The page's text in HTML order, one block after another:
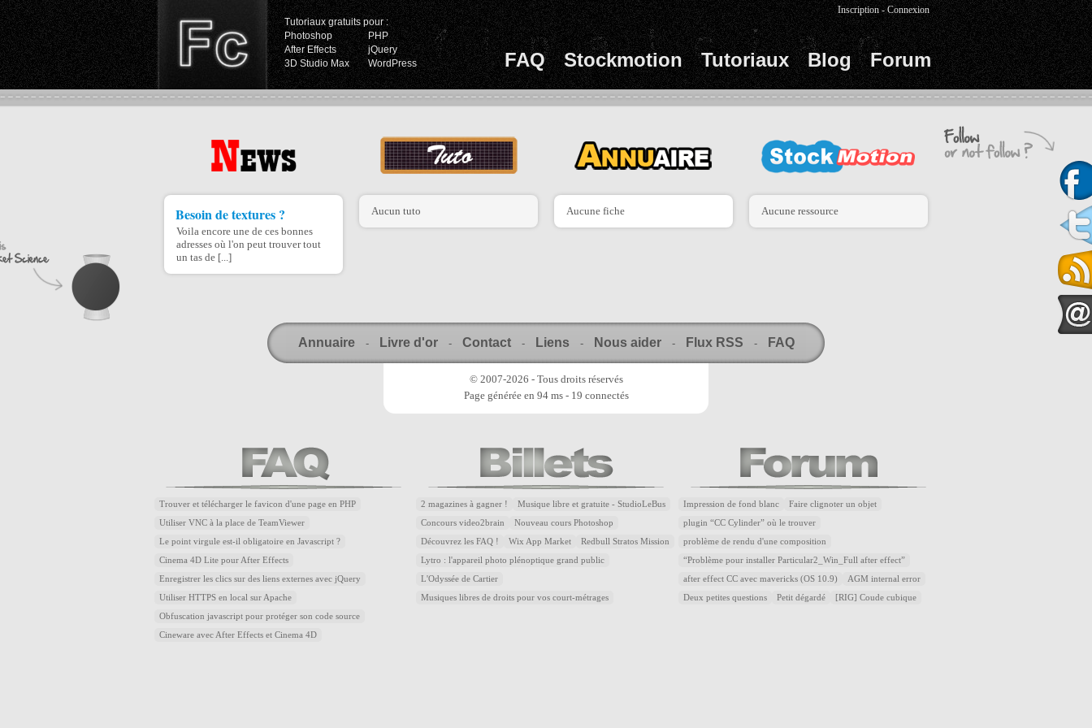
Tutoriaux gratuits pour :
Photoshop
PHP
After Effects
jQuery
3D Studio Max
WordPress FAQ Stockmotion Tutoriaux Blog Forum
Inscription -Connexion
Besoin de textures ?
Voila encore une de ces bonnes
adresses où l'on peut trouver tout
un tas de [...]
Aucun tuto Aucune fiche Aucune ressource
Annuaire - Livre d'or - Contact - Liens - Nous aider - Flux RSS - FAQ
© 2007-2026 - Tous droits réservés
Page générée en 94 ms - 19 connectés
Trouver et télécharger le favicon d'une page en PHP
Utiliser VNC à la place de TeamViewer
Le point virgule est-il obligatoire en Javascript ?
Cinema 4D Lite pour After Effects
Enregistrer les clics sur des liens externes avec jQuery
Utiliser HTTPS en local sur Apache
Obfuscation javascript pour protéger son code source
Cineware avec After Effects et Cinema 4D
2 magazines à gagner ! Musique libre et gratuite - StudioLeBus
Concours video2brain Nouveau cours Photoshop
Découvrez les FAQ ! Wix App Market Redbull Stratos Mission
Lytro : l'appareil photo plénoptique grand public
L'Odyssée de Cartier
Musiques libres de droits pour vos court-métrages
Impression de fond blanc Faire clignoter un objet
plugin “CC Cylinder” où le trouver
problème de rendu d'une composition
“Problème pour installer Particular2_Win_Full after effect”
after effect CC avec mavericks (OS 10.9) AGM internal error
Deux petites questions Petit dégardé [RIG] Coude cubique